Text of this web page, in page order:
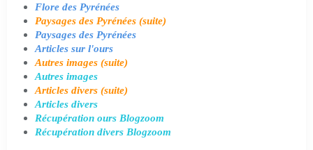
Flore des Pyrénées
Paysages des Pyrénées (suite)
Paysages des Pyrénées
Articles sur l'ours
Autres images (suite)
Autres images
Articles divers (suite)
Articles divers
Récupération ours Blogzoom
Récupération divers Blogzoom